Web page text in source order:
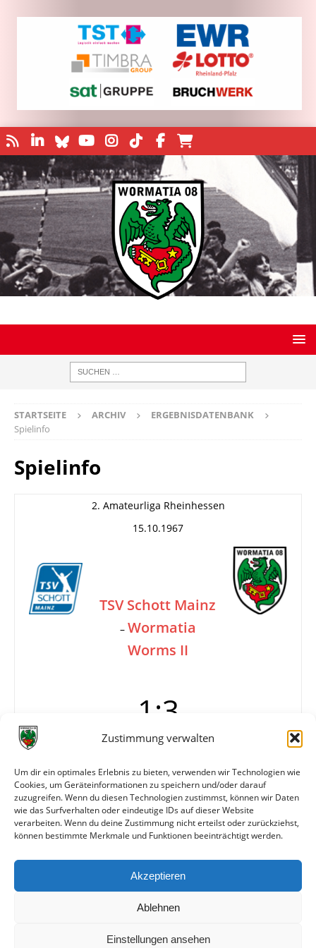
Zustimmung verwalten
Um dir ein optimales Erlebnis zu bieten, verwenden wir Technologien wie
Cookies, um Geräteinformationen zu speichern und/oder darauf
zuzugreifen. Wenn du diesen Technologien zustimmst, können wir Daten
wie das Surfverhalten oder eindeutige IDs auf dieser Website
verarbeiten. Wenn du deine Zustimmung nicht erteilst oder zurückziehst,
können bestimmte Merkmale und Funktionen beeinträchtigt werden.
Akzeptieren
Ablehnen
Einstellungen ansehen
STARTSEITE ARCHIV
ERGEBNISDATENBANK
Spielinfo
Spielinfo
2. Amateurliga Rheinhessen
15.10.1967
TSV Schott Mainz
– Wormatia
Worms II
1:3
0:2 (55.)
1:2 Seegatz (63.)
1:3 (70.)
Alle bisherigen Partien der beiden Mannschaften
anzeigen